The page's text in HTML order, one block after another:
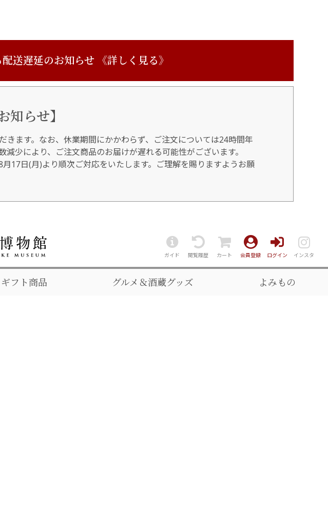
送遅延のお知らせ 《詳しく見る》
知らせ】
きます。なお、休業期間にかかわらず、ご注文については24時間年
少により、ご注文商品のお届けが遅れる可能性がございます。
17日(月)より順次ご対応をいたします。ご理解を賜りますようお願
ガイド 閲覧履歴 カート 会員登録 ログイン インスタ
ギフト商品 グルメ＆酒蔵グッズ よみもの